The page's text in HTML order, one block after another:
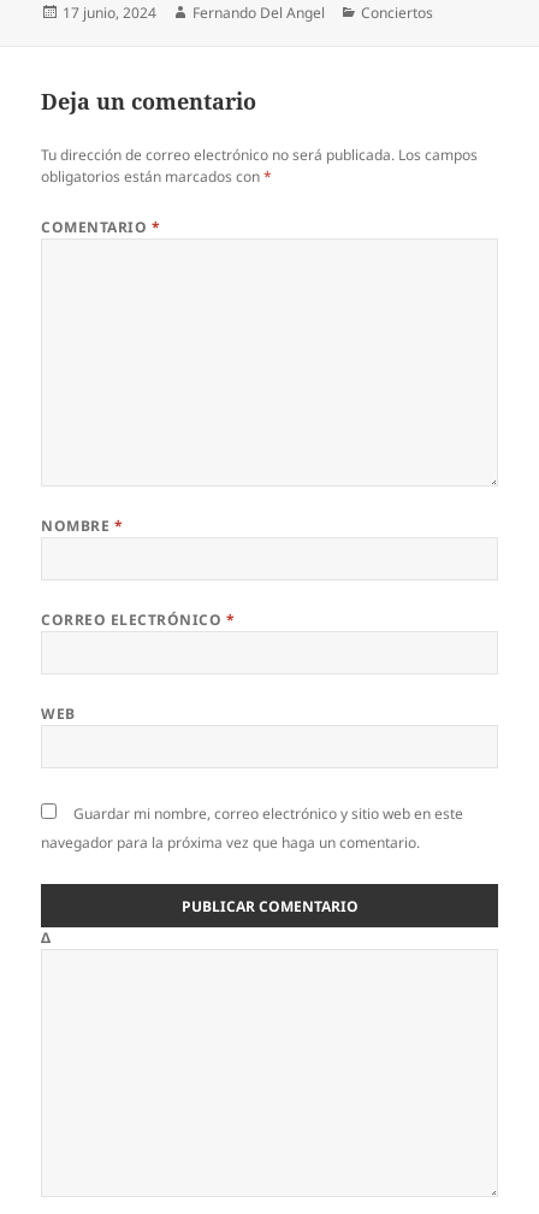
Publicado
17 junio, 2024 Autor
Fernando Del Angel Categorías
Conciertos
Deja un comentario
Tu dirección de correo electrónico no será publicada. Los campos
obligatorios están marcados con*
COMENTARIO *
NOMBRE *
CORREO ELECTRÓNICO *
WEB
Guardar mi nombre, correo electrónico y sitio web en este
navegador para la próxima vez que haga un comentario.
Δ